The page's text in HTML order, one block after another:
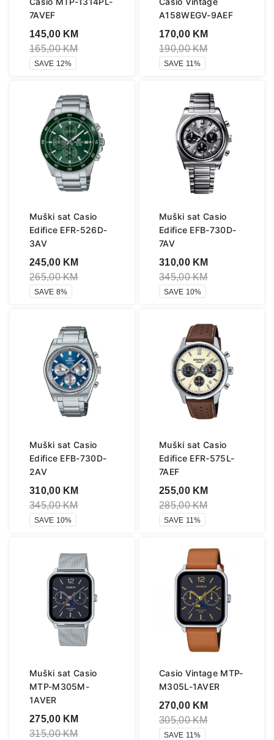
7AVEF
145,00 KM
165,00KM
SAVE 12%
A158WEGV-9AEF
170,00 KM
190,00KM
SAVE 11%
Muški sat Casio
Edifice EFR-526D-
3AV
245,00 KM
265,00KM
SAVE 8%
Muški sat Casio
Edifice EFB-730D-
7AV
310,00 KM
345,00KM
SAVE 10%
Muški sat Casio
Edifice EFB-730D-
2AV
310,00 KM
345,00KM
SAVE 10%
Muški sat Casio
Edifice EFR-575L-
7AEF
255,00 KM
285,00KM
SAVE 11%
Muški sat Casio
MTP-M305M-
1AVER
275,00 KM
315,00KM
Casio Vintage MTP-
M305L-1AVER
270,00 KM
305,00KM
SAVE 11%